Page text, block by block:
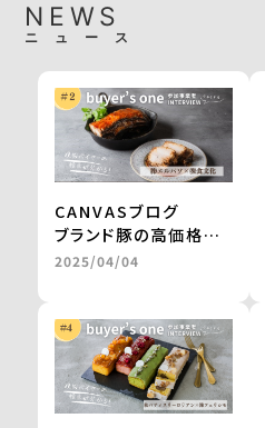
NEWS
ニュース
CANVASブログ
ブランド豚の高価格帯
ギフトが、お取り寄せグ
の開発も進行中
＜from buyer’s
one＞
2025/04/04